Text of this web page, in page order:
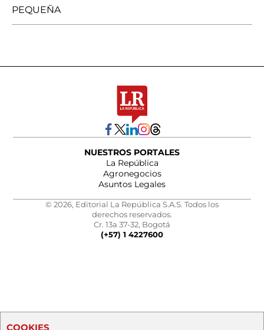
PEQUEÑA
NUESTROS PORTALES
La República
Agronegocios
Asuntos Legales
© 2026, Editorial La República S.A.S. Todos los
derechos reservados.
Cr. 13a 37-32, Bogotá
(+57) 1 4227600
COOKIES